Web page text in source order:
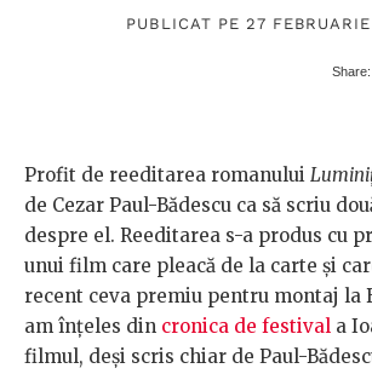
PUBLICAT PE 27
Profit de reeditarea romanului
de Cezar Paul-Bădescu ca să scriu
despre el. Reeditarea s-a produs cu
unui film care pleacă de la carte și
recent ceva premiu pentru montaj la
am înțeles din cronica de festival a
filmul, deși scris chiar de Paul-